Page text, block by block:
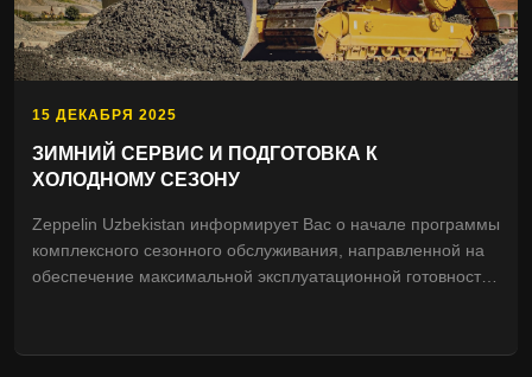
15 ДЕКАБРЯ 2025
ЗИМНИЙ СЕРВИС И ПОДГОТОВКА К
ХОЛОДНОМУ СЕЗОНУ
Zeppelin Uzbekistan информирует Вас о начале программы
комплексного сезонного обслуживания, направленной на
обеспечение максимальной эксплуатационной готовности